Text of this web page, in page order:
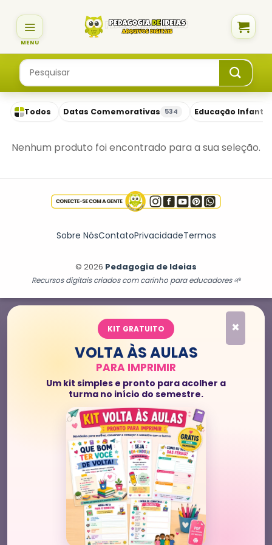
content
Pesquisar
por:
Todos Datas Comemorativas 534 Educação Infantil
Nenhum produto foi encontrado para a sua seleção.
Sobre NósContatoPrivacidadeTermos
© 2026 Pedagogia de Ideias
Recursos digitais criados com carinho para educadores 🌱
×
KIT GRATUITO
VOLTA ÀS AULAS
PARA IMPRIMIR
Um kit simples e pronto para acolher a
turma no início do semestre.